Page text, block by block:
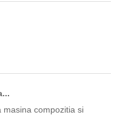
masina compozitia si